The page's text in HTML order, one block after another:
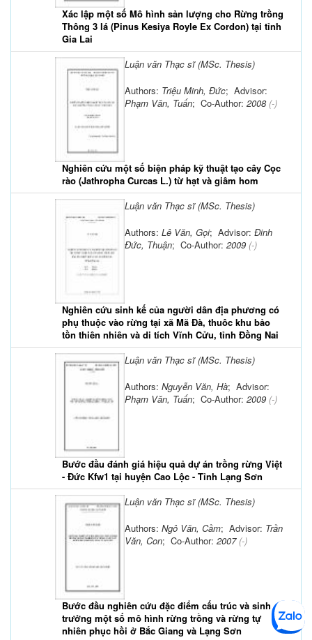
Xác lập một số Mô hình sản lượng cho Rừng trồng
Thông 3 lá (Pinus Kesiya Royle Ex Cordon) tại tỉnh
Gia Lai
Luận văn Thạc sĩ (MSc. Thesis)
Nghiên cứu một số biện pháp kỹ thuật tạo cây Cọc
rào (Jathropha Curcas L.) từ hạt và giâm hom
Authors: Triệu Minh, Đức; Advisor:
Phạm Văn, Tuấn; Co-Author: 2008 (-)
Luận văn Thạc sĩ (MSc. Thesis)
Nghiên cứu sinh kế của người dân địa phương có
phụ thuộc vào rừng tại xã Mã Đà, thuôc khu bảo
tồn thiên nhiên và di tích Vĩnh Cửu, tỉnh Đồng Nai
Authors: Lê Văn, Gọi; Advisor: Đinh
Đức, Thuận; Co-Author: 2009 (-)
Luận văn Thạc sĩ (MSc. Thesis)
Bước đầu đánh giá hiệu quả dự án trồng rừng Việt
- Đức Kfw1 tại huyện Cao Lộc - Tỉnh Lạng Sơn
Authors: Nguyễn Văn, Hà; Advisor:
Phạm Văn, Tuấn; Co-Author: 2009 (-)
Luận văn Thạc sĩ (MSc. Thesis)
Bước đầu nghiên cứu đặc điểm cấu trúc và sinh
trưởng một số mô hình rừng trồng và rừng tự
nhiên phục hồi ở Bắc Giang và Lạng Sơn
Authors: Ngô Văn, Cầm; Advisor: Trần
Văn, Con; Co-Author: 2007(-)